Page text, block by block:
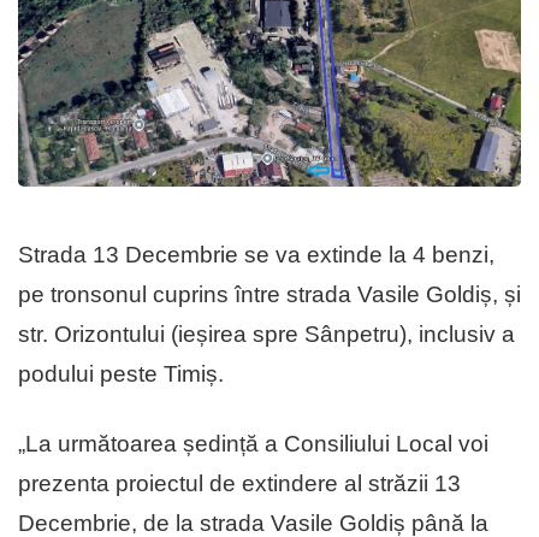
Strada 13 Decembrie se va extinde la 4 benzi,
pe tronsonul cuprins între strada Vasile Goldiș, și
str. Orizontului (ieșirea spre Sânpetru), inclusiv a
podului peste Timiș.
„La următoarea ședință a Consiliului Local voi
prezenta proiectul de extindere al străzii 13
Decembrie, de la strada Vasile Goldiș până la